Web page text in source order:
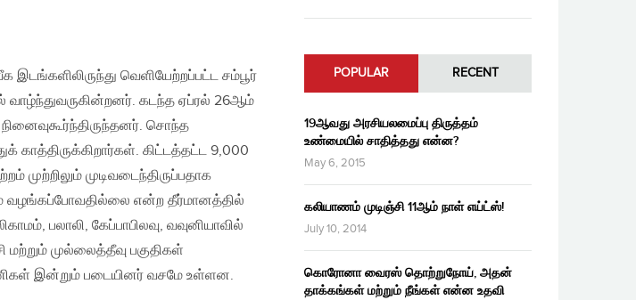
வெளியேற்றப்பட்ட சம்பூர்
வாழ்ந்துவருகின்றனர். கடந்த ஏப்ரல் 26ஆம்
சொந்த
காத்திருக்கிறார்கள். கிட்டத்தட்ட 9,000
முற்றிலும் முடிவடைந்திருப்பதாக
வழங்கப்போவதில்லை என்ற தீர்மானத்தில்
பலாலி, கேப்பாபிலவு, வவுனியாவில்
முல்லைத்தீவு பகுதிகள்
இன்றும் படையினர் வசமே உள்ளன.
POPULAR RECENT
19ஆவது அரசியலமைப்பு திருத்தம்
உண்மையில் சாதித்தது என்ன?
May 6, 2015
கலியாணம் முடிஞ்சி 11ஆம் நாள் எய்ட்ஸ்!
July 10, 2014
கொரோனா வைரஸ் தொற்றுநோய், அதன்
தாக்கங்கள் மற்றும் நீங்கள் என்ன உதவி